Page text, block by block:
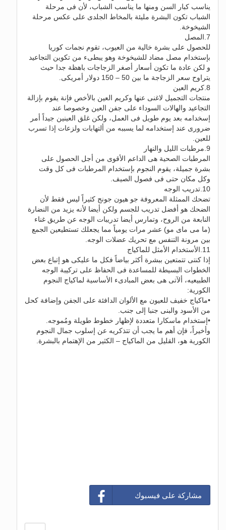
يناسب كبار السن ومنها ما يناسب الشباب، لأن فى مرحلة
الشباب تكون البشرة مليئة بالمخاط الجلدى على عكس مرحلة
الشيخوخة.
7.المصل
للحصول على بشرة خالية من العيوب، تقوم نجمات كوريا
بإستخدام مصل مضاد للشيخوخة وهو يبطىء من تكوين التجاعيد
و لكن عادة ما تكون أسعار أصغر الزجاجات باهظة جدا حيث
يتراوح سعر الزجاجة ما بين 50 – 150 دولار أمريكى.
8.كريم العين
منتجات التجميل لاغنى عنها وكريم العين بالأخص فإنة يقوم بإزالة
التجاعيد والهالات السوداء على جفن العين وخصوصا عند
إسخدامه بعد يوم طويل فى العمل، ولكن غلق العينين جيداً أمر
ضرورى عند إستخدامه لما يسببه من ألتهابات ولزعات إذا تسرب
للعين.
9.مرطبات الليل والنهار
المرطبات الصحية هى الداعم الأقوى من أجل الحصول على
بشرة جميلة، يقوم النجوم بإستخدام المرطبات فى كل وقت
وكل مكان حتى فى فصول الصيف.
10.تدريب الوجه
تضحك الممثلة المعروفة جو هيون جونج كثيراً ليس فقط لأن
الضحك هو أفضل تدريب للجسم ولكن أيضا لأنه يزيد من النضارة
النابعة من الروح، وتمارس أيضا تدريبات الوجه عن طريق غناء
(ما مى ماى مو) عشر مرات يومياً مما يجعلك تستطيعين الجمع
بين مرونة التنفس مع تحريك عضلات الوجه.
11.الأستخدام الأمثل للماكياج
إذا كنتى تتمتعين ببشرة أكثر بياضاً فكل ما عليكى هو إتباع بعض
الخطوات البسيطة للمساعدة فى الحفاظ على تركيبة الوجه
الطبيعيه، ألآتى هى بعض المبادىء الأساسية لماكياج النجوم
الكورية:
•ماكياج خفيف للعيون مع الألوان الدافئة على الجفن وإضافة كحل
من الأسود والبنى جنبا إلى جنب.
•إستخدام ماسكارا متعددة لإظهار خطوط طويلة ومُموجه.
وأخيراً، فإن أهم ما يجب أن تتذكريه عن إسلوب جمال النجوم
الكورية هو، القليل من الماكياج – الكثير من الإهتمام بالبشرة.
مشاركة على فيسبوك